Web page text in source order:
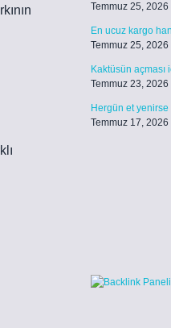
Temmuz 25, 2026
En ucuz kargo
Temmuz 25, 2026
Kaktüsün açması
Temmuz 23, 2026
Hergün et
Temmuz 17, 2026